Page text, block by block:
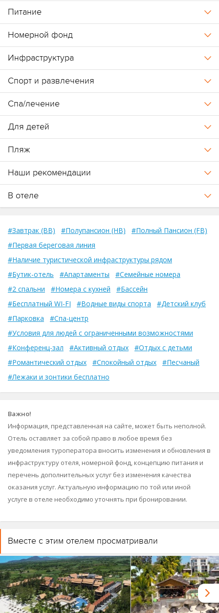
Питание
Номерной фонд
Инфраструктура
Спорт и развлечения
Спа/лечение
Для детей
Пляж
Наши рекомендации
В отеле
#Завтрак (BB) #Полупансион (HB)
#Полный Пансион (FB)
#Первая береговая линия
#Наличие туристической инфраструктуры рядом
#Бутик-отель
#Апартаменты
#Семейные номера
#2 спальни
#Номера с кухней
#Бассейн
#Бесплатный WI-FI
#Водные виды спорта
#Детский клуб
#Парковка
#Спа-центр
#Условия для людей с ограниченными возможностями
#Конференц-зал
#Активный отдых
#Отдых с детьми
#Романтический отдых
#Спокойный отдых
#Песчаный
#Лежаки и зонтики бесплатно
Важно!
Информация, представленная на сайте, может быть неполной.
Отель оставляет за собой право в любое время без
уведомления туроператора вносить изменения и обновления в
инфраструктуру отеля, номерной фонд, концепцию питания и
перечень дополнительных услуг без изменения качества
оказания услуг. Актуальную информацию по той или иной
услуге в отеле необходимо уточнять при бронировании.
Вместе с этим отелем просматривали